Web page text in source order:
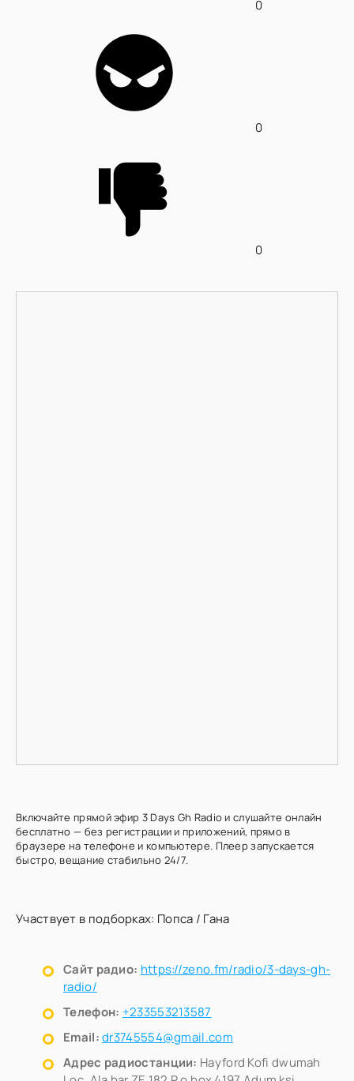
0
0
0
Включайте прямой эфир 3 Days Gh Radio и слушайте онлайн
бесплатно — без регистрации и приложений, прямо в
браузере на телефоне и компьютере. Плеер запускается
быстро, вещание стабильно 24/7.
Участвует в подборках: Попса / Гана
Сайт радио: https://zeno.fm/radio/3-days-gh-
radio/
Телефон: +233553213587
Email:dr3745554@gmail.com
Адрес радиостанции: Hayford Kofi dwumah